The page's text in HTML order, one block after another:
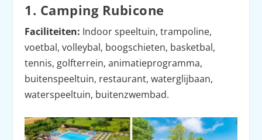
1. Camping Rubicone
Faciliteiten: Indoor speeltuin, trampoline,
voetbal, volleybal, boogschieten, basketbal,
tennis, golfterrein, animatieprogramma,
buitenspeeltuin, restaurant, waterglijbaan,
waterspeeltuin, buitenzwembad.